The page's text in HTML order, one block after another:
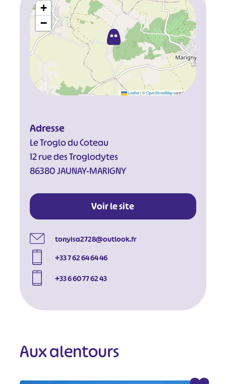
+
−
Leaflet |©OpenStreetMapcontributors
Adresse
Le Troglo du Coteau
12 rue des Troglodytes
86380 JAUNAY-MARIGNY
Voir le site
tonyisa2728@outlook.fr
+33 7 62 64 64 46
+33 6 60 77 62 43
Aux alentours